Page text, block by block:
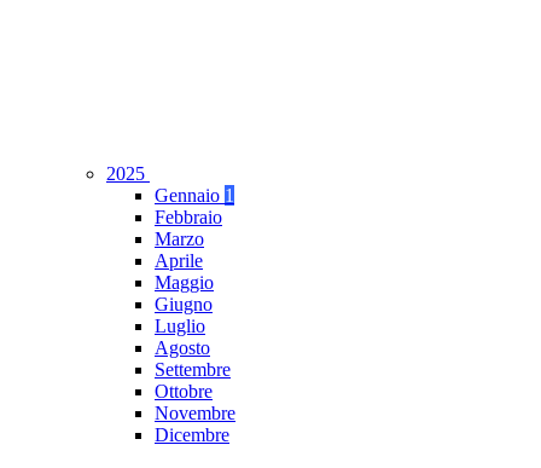
2025
Gennaio 1
Febbraio
Marzo
Aprile
Maggio
Giugno
Luglio
Agosto
Settembre
Ottobre
Novembre
Dicembre